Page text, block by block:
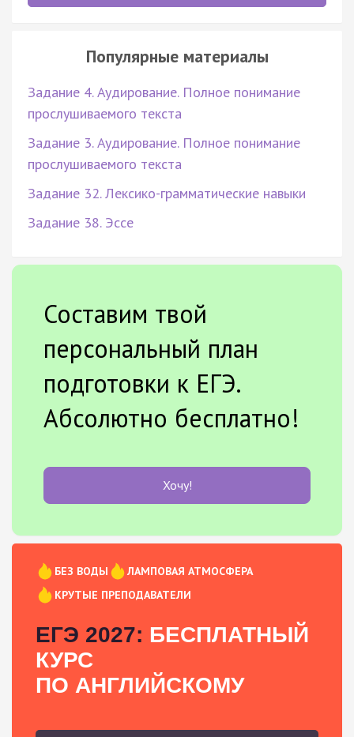
Популярные материалы
Задание 4. Аудирование. Полное понимание
прослушиваемого текста
Задание 3. Аудирование. Полное понимание
прослушиваемого текста
Задание 32. Лексико-грамматические навыки
Задание 38. Эссе
Составим твой
персональный план
подготовки к ЕГЭ.
Абсолютно бесплатно!
Хочу!
БЕЗ ВОДЫ
ЛАМПОВАЯ АТМОСФЕРА
КРУТЫЕ ПРЕПОДАВАТЕЛИ
ЕГЭ 2027: БЕСПЛАТНЫЙ
КУРС
ПО АНГЛИЙСКОМУ